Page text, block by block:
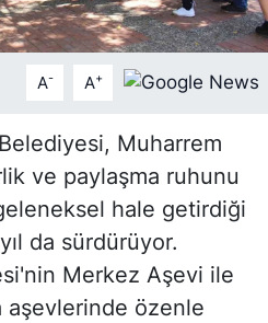
A- A+
Muharrem
ve paylaşma ruhunu
hale getirdiği
da sürdürüyor.
Merkez Aşevi ile
aşevlerinde özenle